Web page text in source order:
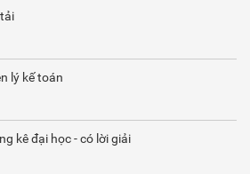
lý kế toán
kê đại học - có lời giải